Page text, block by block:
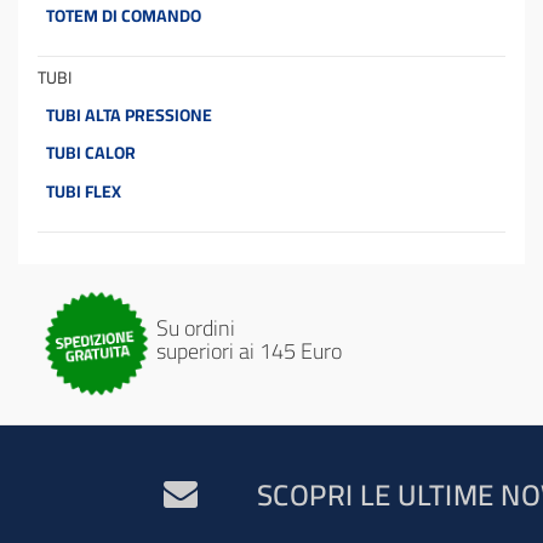
TOTEM DI COMANDO
TUBI
TUBI ALTA PRESSIONE
TUBI CALOR
TUBI FLEX
Su ordini
superiori ai 145 Euro
SCOPRI LE ULTIME